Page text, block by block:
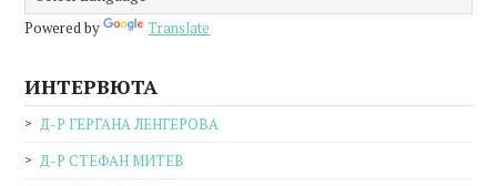
Powered by Translate
ИНТЕРВЮТА
Д-Р ГЕРГАНА ЛЕНГЕРОВА
Д-Р СТЕФАН МИТЕВ